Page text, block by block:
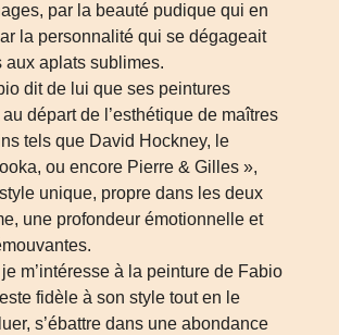
par la beauté pudique qui en
la personnalité qui se dégageait
aux aplats sublimes.
dit de lui que ses peintures
au départ de l’esthétique de maîtres
tels que David Hockney, le
ou encore Pierre & Gilles »,
unique, propre dans les deux
une profondeur émotionnelle et
m’intéresse à la peinture de Fabio
fidèle à son style tout en le
s’ébattre dans une abondance